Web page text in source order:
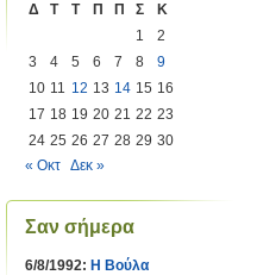
Δ
Τ Τ Π Π Σ
Κ
1
2
3
4 5 6 7 8
9
10 11 12 13 14 15 16
17 18 19 20 21 22 23
24 25 26 27 28 29 30
« Οκτ Δεκ »
Σαν σήμερα
6/8/1992: Η Βούλα